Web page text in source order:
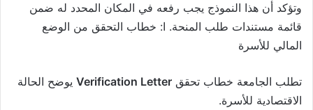
وتؤكد أن هذا النموذج يجب رفعه في المكان المحدد له ضمن
قائمة مستندات طلب المنحة. ا: خطاب التحقق من الوضع
المالي للأسرة
تطلب الجامعة خطاب تحقق Verification Letter يوضح الحالة
الاقتصادية للأسرة.